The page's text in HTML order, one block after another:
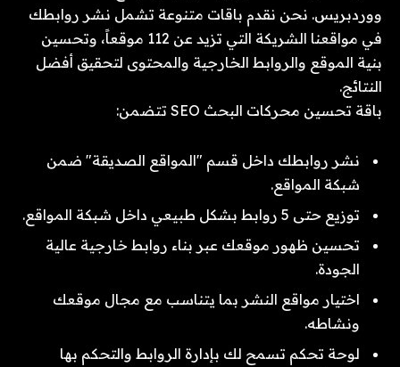
ووردبريس. نحن نقدم باقات متنوعة تشمل نشر روابطك
في مواقعنا الشريكة التي تزيد عن 112 موقعاً، وتحسين
بنية الموقع والروابط الخارجية والمحتوى لتحقيق أفضل
النتائج.
باقة تحسين محركات البحث SEO تتضمن:
نشر روابطك داخل قسم "المواقع الصديقة" ضمن
شبكة المواقع.
توزيع حتى 5 روابط بشكل طبيعي داخل شبكة المواقع.
تحسين ظهور موقعك عبر بناء روابط خارجية عالية
الجودة.
اختيار مواقع النشر بما يتناسب مع مجال موقعك
ونشاطه.
لوحة تحكم تسمح لك بإدارة الروابط والتحكم بها